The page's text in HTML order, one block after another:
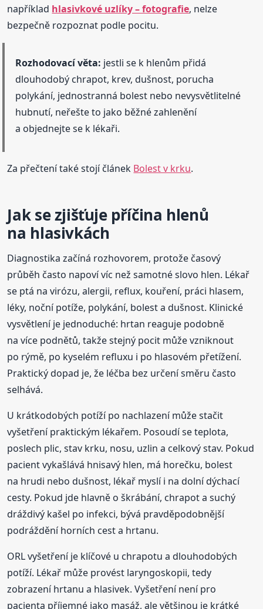
například hlasivkové uzlíky – fotografie, nelze
bezpečně rozpoznat podle pocitu.
Rozhodovací věta: jestli se k hlenům přidá
dlouhodobý chrapot, krev, dušnost, porucha
polykání, jednostranná bolest nebo nevysvětlitelné
hubnutí, neřešte to jako běžné zahlenění
a objednejte se k lékaři.
Za přečtení také stojí článek Bolest v krku.
Jak se zjišťuje příčina hlenů
na hlasivkách
Diagnostika začíná rozhovorem, protože časový
průběh často napoví víc než samotné slovo hlen. Lékař
se ptá na virózu, alergii, reflux, kouření, práci hlasem,
léky, noční potíže, polykání, bolest a dušnost. Klinické
vysvětlení je jednoduché: hrtan reaguje podobně
na více podnětů, takže stejný pocit může vzniknout
po rýmě, po kyselém refluxu i po hlasovém přetížení.
Praktický dopad je, že léčba bez určení směru často
selhává.
U krátkodobých potíží po nachlazení může stačit
vyšetření praktickým lékařem. Posoudí se teplota,
poslech plic, stav krku, nosu, uzlin a celkový stav. Pokud
pacient vykašlává hnisavý hlen, má horečku, bolest
na hrudi nebo dušnost, lékař myslí i na dolní dýchací
cesty. Pokud jde hlavně o škrábání, chrapot a suchý
dráždivý kašel po infekci, bývá pravděpodobnější
podráždění horních cest a hrtanu.
ORL vyšetření je klíčové u chrapotu a dlouhodobých
potíží. Lékař může provést laryngoskopii, tedy
zobrazení hrtanu a hlasivek. Vyšetření není pro
pacienta příjemné jako masáž, ale většinou je krátké